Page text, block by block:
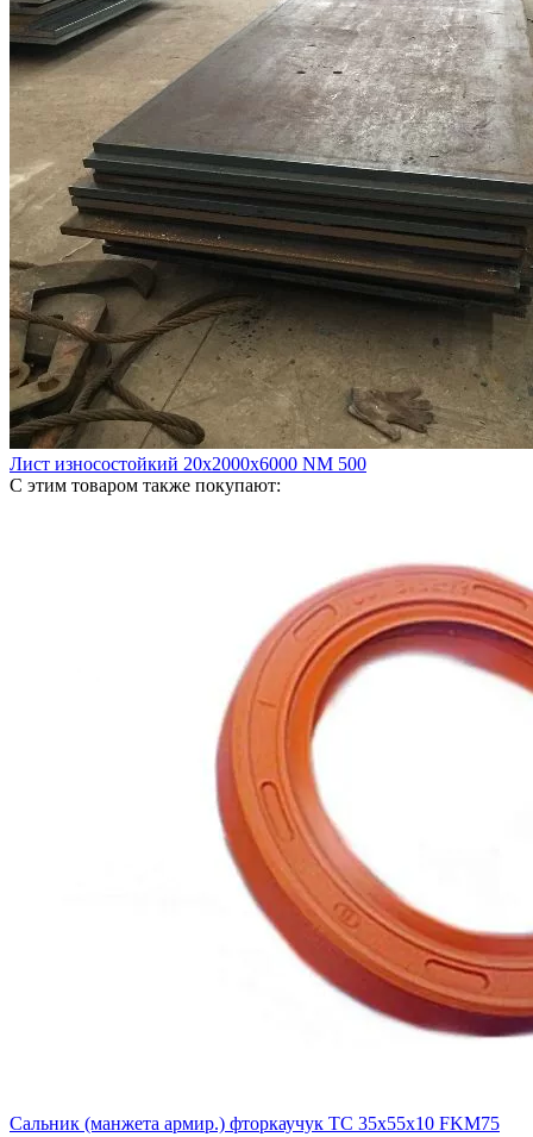
Лист износостойкий 20х2000х6000 NM 500
С этим товаром также покупают:
Сальник (манжета армир.) фторкаучук TC 35х55х10 FKM75